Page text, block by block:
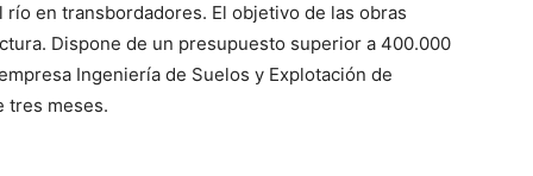
en transbordadores. El objetivo de las obras
Dispone de un presupuesto superior a 400.000
Ingeniería de Suelos y Explotación de
tres meses.